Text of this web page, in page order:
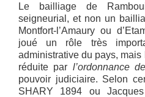
Le bailliage de
seigneurial, et non un
Montfort-l’Amaury ou
joué un rôle très
administrative du pays,
réduite par l’ordonnance
pouvoir judiciaire. Selon
SHARY 1894 ou